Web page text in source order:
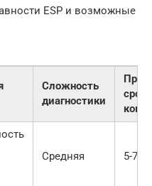
ESP и возможные
Сложность
диагностики
срок
Средняя 5-7